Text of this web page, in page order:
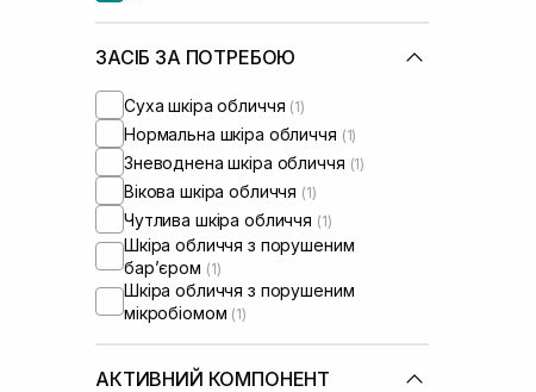
ЗАСІБ ЗА ПОТРЕБОЮ
Суха шкіра обличчя (1)
Нормальна шкіра обличчя (1)
Зневоднена шкіра обличчя (1)
Вікова шкіра обличчя (1)
Чутлива шкіра обличчя (1)
Шкіра обличчя з порушеним
барʼєром (1)
Шкіра обличчя з порушеним
мікробіомом (1)
АКТИВНИЙ КОМПОНЕНТ